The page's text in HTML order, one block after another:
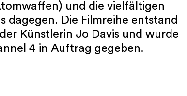
und die vielfältigen
dagegen. Die Filmreihe entstand
Künstlerin Jo Davis und wurde
4 in Auftrag gegeben.